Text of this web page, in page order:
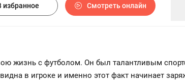
избранное Смотреть онлайн
жизнь с футболом. Он был талантливым
в игроке и именно этот факт начинает